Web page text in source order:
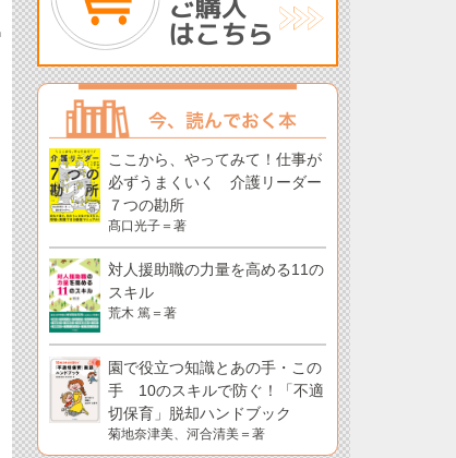
ここから、やってみて！仕事が
必ずうまくいく 介護リーダー
７つの勘所
髙口光子＝著
対人援助職の力量を高める11の
スキル
荒木 篤＝著
園で役立つ知識とあの手・この
手 10のスキルで防ぐ！「不適
切保育」脱却ハンドブック
菊地奈津美、河合清美＝著